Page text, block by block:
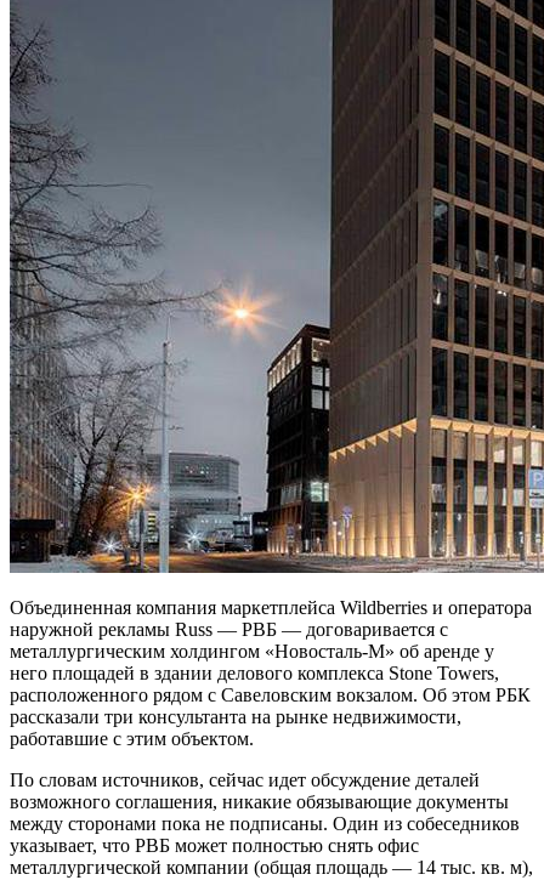
Объединенная компания маркетплейса Wildberries и оператора
наружной рекламы Russ — РВБ — договаривается с
металлургическим холдингом «Новосталь-М» об аренде у
него площадей в здании делового комплекса Stone Towers,
расположенного рядом с Савеловским вокзалом. Об этом РБК
рассказали три консультанта на рынке недвижимости,
работавшие с этим объектом.
По словам источников, сейчас идет обсуждение деталей
возможного соглашения, никакие обязывающие документы
между сторонами пока не подписаны. Один из собеседников
указывает, что РВБ может полностью снять офис
металлургической компании (общая площадь — 14 тыс. кв. м),